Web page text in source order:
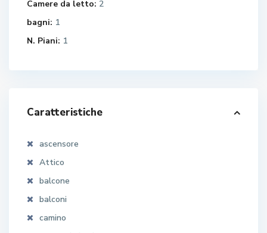
Camere da letto: 2
bagni: 1
N. Piani: 1
Caratteristiche
ascensore
Attico
balcone
balconi
camino